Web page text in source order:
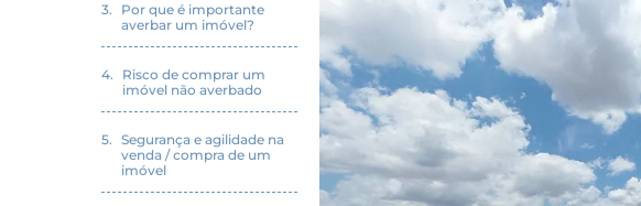
Por que é importante
averbar um imóvel?
Risco de comprar um
imóvel não averbado
Segurança e agilidade na
venda / compra de um
imóvel